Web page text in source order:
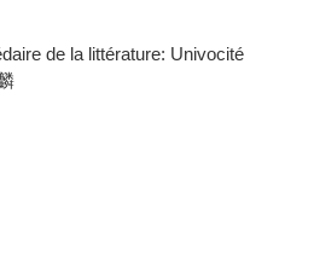
de la littérature: Univocité